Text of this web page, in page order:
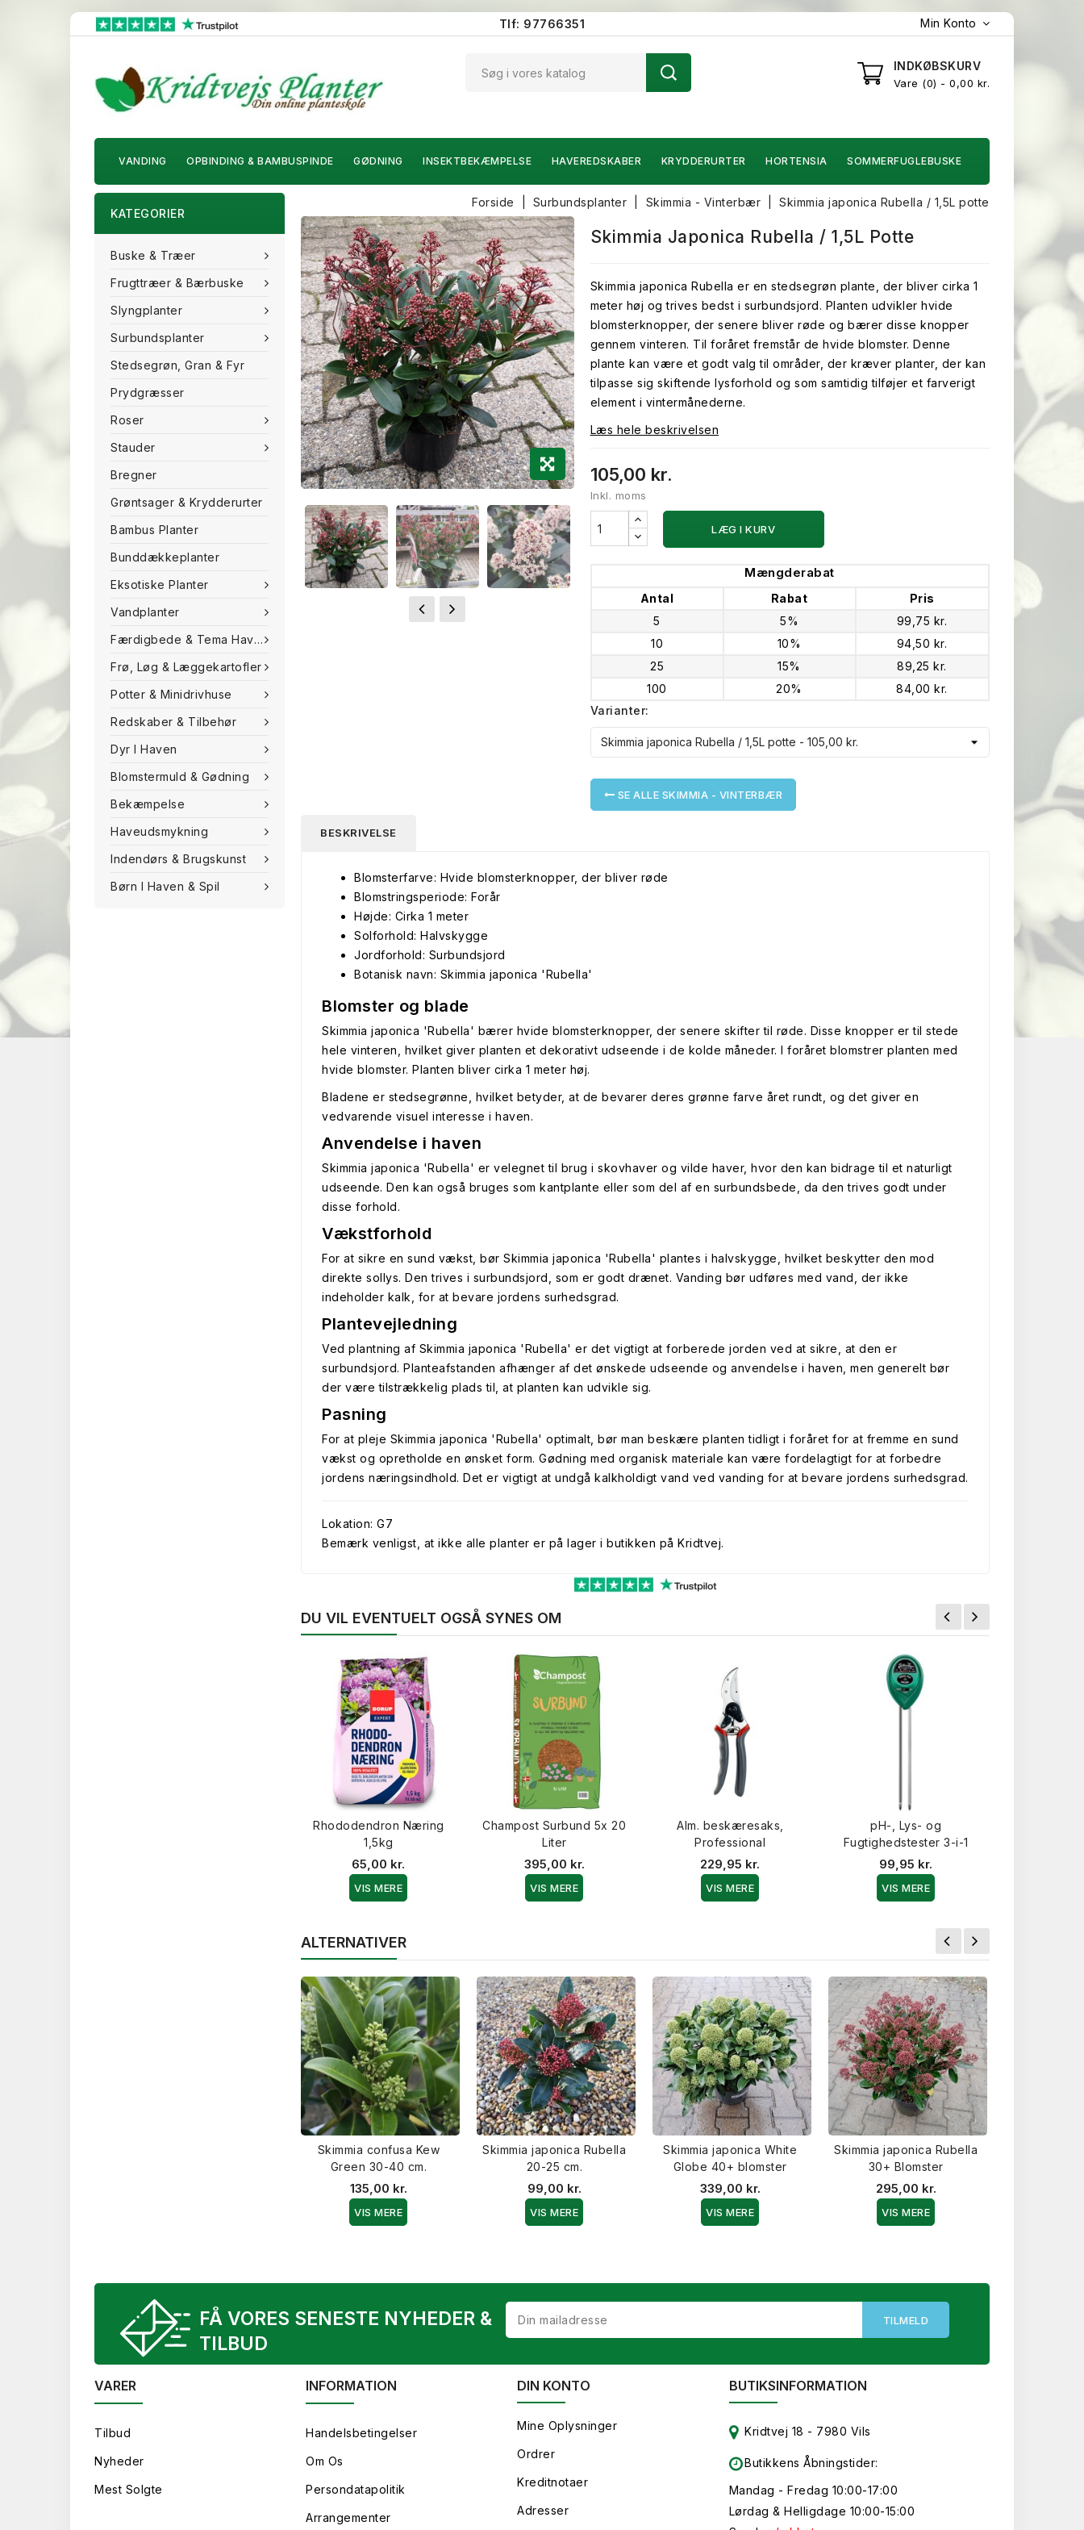
Tlf: 97766351 Min Konto
INDKØBSKURV
Vare 0 - 0,00 kr.
VANDING OPBINDING & BAMBUSPINDE GØDNING INSEKTBEKÆMPELSE HAVEREDSKABER KRYDDERURTER HORTENSIA SOMMERFUGLEBUSKE
KATEGORIER
Buske & Træer
Frugttræer & Bærbuske
Slyngplanter
Surbundsplanter
Stedsegrøn, Gran & Fyr
Prydgræsser
Roser
Stauder
Bregner
Grøntsager & Krydderurter
Bambus Planter
Bunddækkeplanter
Eksotiske Planter
Vandplanter
Færdigbede & Tema Haven
Frø, Løg & Læggekartofler
Potter & Minidrivhuse
Redskaber & Tilbehør
Dyr I Haven
Blomstermuld & Gødning
Bekæmpelse
Haveudsmykning
Indendørs & Brugskunst
Børn I Haven & Spil
Forside Surbundsplanter Skimmia - Vinterbær Skimmia japonica Rubella / 1,5L potte
Skimmia Japonica Rubella / 1,5L Potte
Skimmia japonica Rubella er en stedsegrøn plante, der bliver cirka 1
meter høj og trives bedst i surbundsjord. Planten udvikler hvide
blomsterknopper, der senere bliver røde og bærer disse knopper
gennem vinteren. Til foråret fremstår de hvide blomster. Denne
plante kan være et godt valg til områder, der kræver planter, der kan
tilpasse sig skiftende lysforhold og som samtidig tilføjer et farverigt
element i vintermånederne.
Læs hele beskrivelsen
105,00 kr.
Inkl. moms
LÆG I KURV
Mængderabat
Antal Rabat
Pris
5
5%
99,75 kr.
10
10%
94,50 kr.
25
15%
89,25 kr.
100
20%
84,00 kr.
Varianter:
SE ALLE SKIMMIA - VINTERBÆR
BESKRIVELSE
Blomsterfarve: Hvide blomsterknopper, der bliver røde
Blomstringsperiode: Forår
Højde: Cirka 1 meter
Solforhold: Halvskygge
Jordforhold: Surbundsjord
Botanisk navn: Skimmia japonica 'Rubella'
Blomster og blade
Skimmia japonica 'Rubella' bærer hvide blomsterknopper, der senere skifter til røde. Disse knopper er til stede
hele vinteren, hvilket giver planten et dekorativt udseende i de kolde måneder. I foråret blomstrer planten med
hvide blomster. Planten bliver cirka 1 meter høj.
Bladene er stedsegrønne, hvilket betyder, at de bevarer deres grønne farve året rundt, og det giver en
vedvarende visuel interesse i haven.
Anvendelse i haven
Skimmia japonica 'Rubella' er velegnet til brug i skovhaver og vilde haver, hvor den kan bidrage til et naturligt
udseende. Den kan også bruges som kantplante eller som del af en surbundsbede, da den trives godt under
disse forhold.
Vækstforhold
For at sikre en sund vækst, bør Skimmia japonica 'Rubella' plantes i halvskygge, hvilket beskytter den mod
direkte sollys. Den trives i surbundsjord, som er godt drænet. Vanding bør udføres med vand, der ikke
indeholder kalk, for at bevare jordens surhedsgrad.
Plantevejledning
Ved plantning af Skimmia japonica 'Rubella' er det vigtigt at forberede jorden ved at sikre, at den er
surbundsjord. Planteafstanden afhænger af det ønskede udseende og anvendelse i haven, men generelt bør
der være tilstrækkelig plads til, at planten kan udvikle sig.
Pasning
For at pleje Skimmia japonica 'Rubella' optimalt, bør man beskære planten tidligt i foråret for at fremme en sund
vækst og opretholde en ønsket form. Gødning med organisk materiale kan være fordelagtigt for at forbedre
jordens næringsindhold. Det er vigtigt at undgå kalkholdigt vand ved vanding for at bevare jordens surhedsgrad.
Lokation: G7
Bemærk venligst, at ikke alle planter er på lager i butikken på Kridtvej.
DU VIL EVENTUELT OGSÅ SYNES OM
Rhododendron Næring
1,5kg
65,00 kr.
VIS MERE
Champost Surbund 5x 20
Liter
395,00 kr.
VIS MERE
Alm. beskæresaks,
Professional
229,95 kr.
VIS MERE
pH-, Lys- og
Fugtighedstester 3-i-1
99,95 kr.
VIS MERE
ALTERNATIVER
Skimmia confusa Kew
Green 30-40 cm.
135,00 kr.
VIS MERE
Skimmia japonica Rubella
20-25 cm.
99,00 kr.
VIS MERE
Skimmia japonica White
Globe 40+ blomster
339,00 kr.
VIS MERE
Skimmia japonica Rubella
30+ Blomster
295,00 kr.
VIS MERE
FÅ VORES SENESTE NYHEDER &
TILBUD
VARER
Tilbud
Nyheder
Mest Solgte
INFORMATION
Handelsbetingelser
Om Os
Persondatapolitik
Arrangementer
DIN KONTO
Mine Oplysninger
Ordrer
Kreditnotaer
Adresser
BUTIKSINFORMATION
Kridtvej 18 - 7980 Vils
Butikkens Åbningstider:
Mandag - Fredag 10:00-17:00
Lørdag & Helligdage 10:00-15:00